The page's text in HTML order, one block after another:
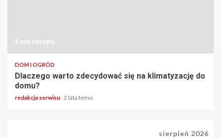
2 min odczytu
DOM I OGRÓD
Dlaczego warto zdecydować się na klimatyzację do
domu?
redakcja serwisu 2 lata temu
sierpień 2026